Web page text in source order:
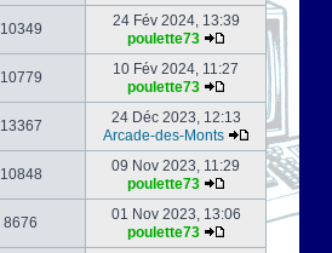
10349
24 Fév 2024, 13:39
poulette73
10779
10 Fév 2024, 11:27
poulette73
13367
24 Déc 2023, 12:13
Arcade-des-Monts
10848
09 Nov 2023, 11:29
poulette73
8676
01 Nov 2023, 13:06
poulette73